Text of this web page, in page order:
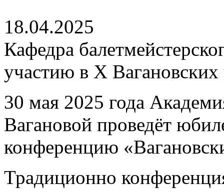
18.04.2025
Кафедра
участию в X Вагановских
30 мая 2025 года
Вагановой проведёт
конференцию
Традиционно